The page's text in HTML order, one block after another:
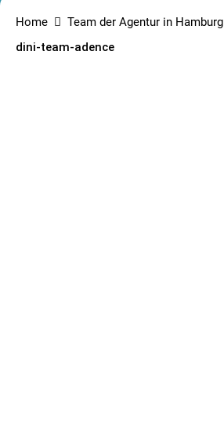
Home
Team der Agentur in Hamburg
dini-team-adence